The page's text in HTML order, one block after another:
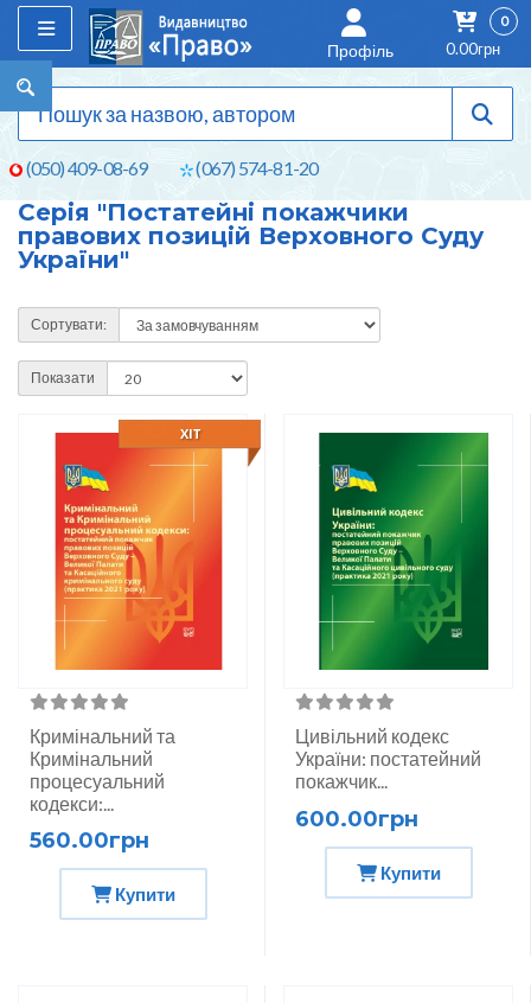
(050) 409-08-69 (067) 574-81-20
Профіль
0
0.00грн
Серія "Постатейні покажчики
правових позицій Верховного Суду
України"
Сортувати:
Показати
Кримінальний та
Кримінальний
процесуальний
кодекси:...
ХІТ
560.00грн
Купити
Цивільний кодекс
України: постатейний
покажчик...
600.00грн
Купити